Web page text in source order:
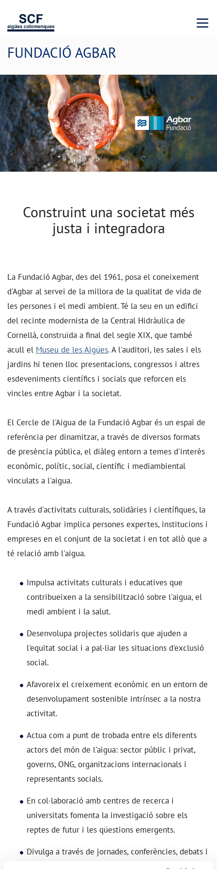
Menu
FUNDACIÓ AGBAR
Construint una societat més
justa i integradora
La Fundació Agbar, des del 1961, posa el coneixement
d'Agbar al servei de la millora de la qualitat de vida de
les persones i el medi ambient. Té la seu en un edifici
del recinte modernista de la Central Hidràulica de
Cornellà, construïda a final del segle XIX, que també
acull el Museu de les Aigües. A l'auditori, les sales i els
jardins hi tenen lloc presentacions, congressos i altres
esdeveniments científics i socials que reforcen els
vincles entre Agbar i la societat.
El Cercle de l'Aigua de la Fundació Agbar és un espai de
referència per dinamitzar, a través de diversos formats
de presència pública, el diàleg entorn a temes d'interès
econòmic, polític, social, científic i mediambiental
vinculats a l'aigua.
A través d'activitats culturals, solidàries i científiques, la
Fundació Agbar implica persones expertes, institucions i
empreses en el conjunt de la societat i en tot allò que a
té relació amb l'aigua.
Impulsa activitats culturals i educatives que
contribueixen a la sensibilització sobre l'aigua, el
medi ambient i la salut.
Desenvolupa projectes solidaris que ajuden a
l'equitat social i a pal·liar les situacions d'exclusió
social.
Afavoreix el creixement econòmic en un entorn de
desenvolupament sostenible intrínsec a la nostra
activitat.
Actua com a punt de trobada entre els diferents
actors del món de l'aigua: sector públic i privat,
governs, ONG, organitzacions internacionals i
representants socials.
En col·laboració amb centres de recerca i
universitats fomenta la investigació sobre els
reptes de futur i les qüestions emergents.
Divulga a través de jornades, conferències, debats i
publicacions el coneixement de professionals i